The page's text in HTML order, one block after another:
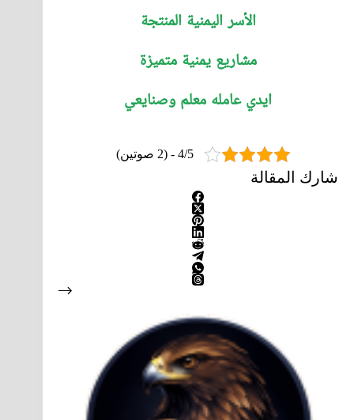
الأسر اليمنية المنتجة
مشاريع يمنية متميزة
ايدي عامله معلم وصنايعي
4/5 - (2 صوتين)
شارك المقالة